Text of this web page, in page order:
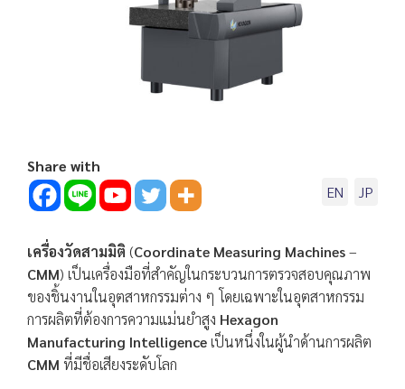
Share with
EN
JP
เครื่องวัดสามมิติ (Coordinate Measuring Machines–
CMM) เป็นเครื่องมือที่สำคัญในกระบวนการตรวจสอบคุณภาพ
ของชิ้นงานในอุตสาหกรรมต่าง ๆ โดยเฉพาะในอุตสาหกรรม
การผลิตที่ต้องการความแม่นยำสูง Hexagon
Manufacturing Intelligenceเป็นหนึ่งในผู้นำด้านการผลิต
CMM ที่มีชื่อเสียงระดับโลก